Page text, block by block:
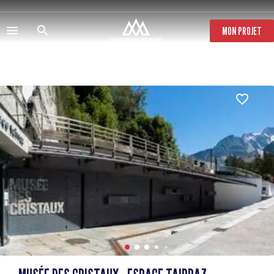
Direkt
zum
Inhalt
MON PROJET